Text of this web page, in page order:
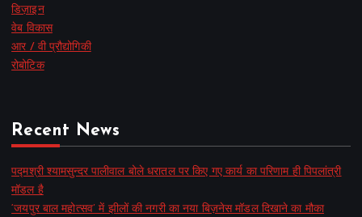
डिज़ाइन
वेब विकास
आर / वी प्रौद्योगिकी
रोबोटिक
Recent News
पद्मश्री श्यामसुन्दर पालीवाल बोले धरातल पर किए गए कार्य का परिणाम ही पिपलांत्री
मॉडल है
‘जयपुर बाल महोत्सव’ में झीलों की नगरी का नया बिज़नेस मॉडल दिखाने का मौका